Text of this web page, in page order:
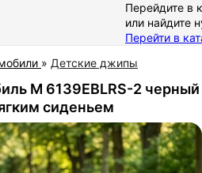
Перейдите в
или найдите
Перейти в
» Детские джипы
M 6139EBLRS-2 черный
сиденьем